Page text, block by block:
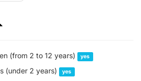
(from 2 to 12 years) yes
(under 2 years) yes